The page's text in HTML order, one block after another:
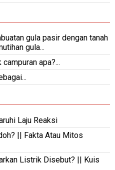
gula pasir dengan tanah
gula...
apa?...
Laju Reaksi
|| Fakta Atau Mitos
Listrik Disebut? || Kuis